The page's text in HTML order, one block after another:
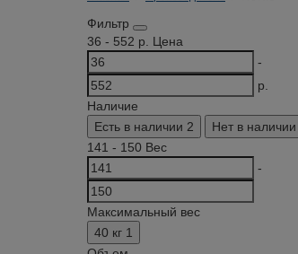
Фильтр
36 - 552 р. Цена
-
р.
Наличие
Есть в наличии 2 Нет в наличии
141 - 150 Вес
-
Максимальный вес
40 кг 1